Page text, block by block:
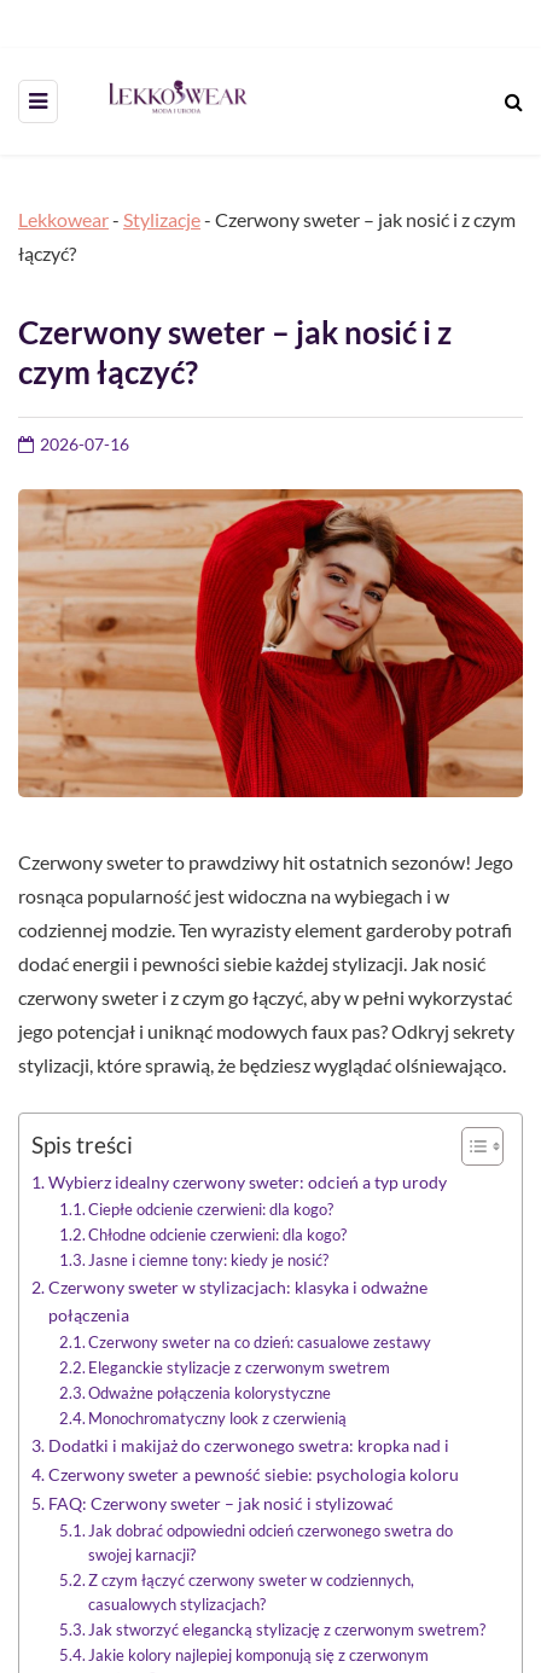
Lekkowear- Stylizacje- Czerwony sweter – jak nosić i z czym
łączyć?
Czerwony sweter – jak nosić i z
czym łączyć?
2026-07-16
Czerwony sweter to prawdziwy hit ostatnich sezonów! Jego
rosnąca popularność jest widoczna na wybiegach i w
codziennej modzie. Ten wyrazisty element garderoby potrafi
dodać energii i pewności siebie każdej stylizacji. Jak nosić
czerwony sweter i z czym go łączyć, aby w pełni wykorzystać
jego potencjał i uniknąć modowych faux pas? Odkryj sekrety
stylizacji, które sprawią, że będziesz wyglądać olśniewająco.
Spis treści
Wybierz idealny czerwony sweter: odcień a typ urody
Ciepłe odcienie czerwieni: dla kogo?
Chłodne odcienie czerwieni: dla kogo?
Jasne i ciemne tony: kiedy je nosić?
Czerwony sweter w stylizacjach: klasyka i odważne
połączenia
Czerwony sweter na co dzień: casualowe zestawy
Eleganckie stylizacje z czerwonym swetrem
Odważne połączenia kolorystyczne
Monochromatyczny look z czerwienią
Dodatki i makijaż do czerwonego swetra: kropka nad i
Czerwony sweter a pewność siebie: psychologia koloru
FAQ: Czerwony sweter – jak nosić i stylizować
Jak dobrać odpowiedni odcień czerwonego swetra do
swojej karnacji?
Z czym łączyć czerwony sweter w codziennych,
casualowych stylizacjach?
Jak stworzyć elegancką stylizację z czerwonym swetrem?
Jakie kolory najlepiej komponują się z czerwonym